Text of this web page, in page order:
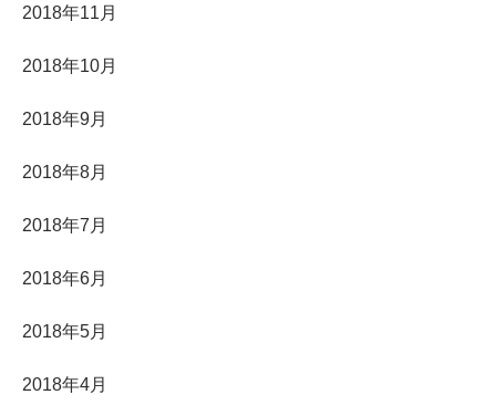
2018年11月
2018年10月
2018年9月
2018年8月
2018年7月
2018年6月
2018年5月
2018年4月